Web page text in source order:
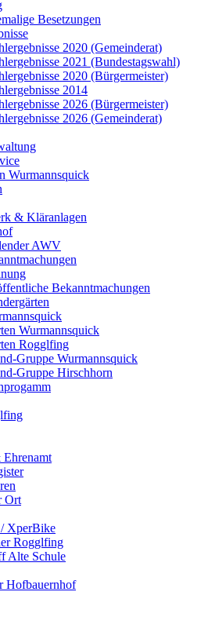
Besetzungen
2020 (Gemeinderat)
2021 (Bundestagswahl)
2020 (Bürgermeister)
2014
2026 (Bürgermeister)
2026 (Gemeinderat)
Wurmannsquick
& Kläranlagen
AWV
Bekanntmachungen
Wurmannsquick
Rogglfing
Gruppe Wurmannsquick
Gruppe Hirschhorn
Ort
XperBike
Rogglfing
Alte Schule
Hofbauernhof